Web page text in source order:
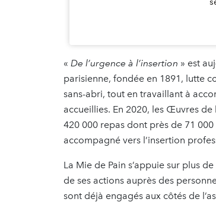
« De l’urgence à l’insertion » est
parisienne, fondée en 1891, lutte
sans-abri, tout en travaillant à
accueillies. En 2020, les Œuvres
420 000 repas dont près de 71
accompagné vers l’insertion
La Mie de Pain s’appuie sur plus
de ses actions auprès des
sont déjà engagés aux côtés de